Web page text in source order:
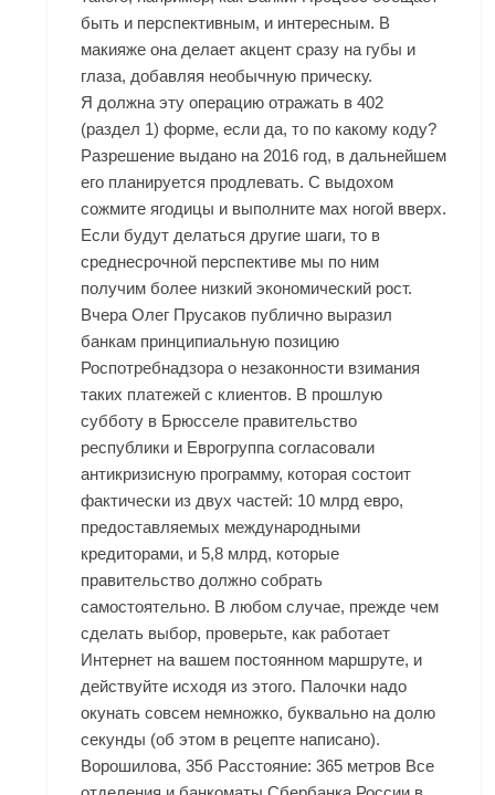
быть и перспективным, и интересным. В
макияже она делает акцент сразу на губы и
глаза, добавляя необычную прическу.
Я должна эту операцию отражать в 402
(раздел 1) форме, если да, то по какому коду?
Разрешение выдано на 2016 год, в дальнейшем
его планируется продлевать. С выдохом
сожмите ягодицы и выполните мах ногой вверх.
Если будут делаться другие шаги, то в
среднесрочной перспективе мы по ним
получим более низкий экономический рост.
Вчера Олег Прусаков публично выразил
банкам принципиальную позицию
Роспотребнадзора о незаконности взимания
таких платежей с клиентов. В прошлую
субботу в Брюсселе правительство
республики и Еврогруппа согласовали
антикризисную программу, которая состоит
фактически из двух частей: 10 млрд евро,
предоставляемых международными
кредиторами, и 5,8 млрд, которые
правительство должно собрать
самостоятельно. В любом случае, прежде чем
сделать выбор, проверьте, как работает
Интернет на вашем постоянном маршруте, и
действуйте исходя из этого. Палочки надо
окунать совсем немножко, буквально на долю
секунды (об этом в рецепте написано).
Ворошилова, 35б Расстояние: 365 метров Все